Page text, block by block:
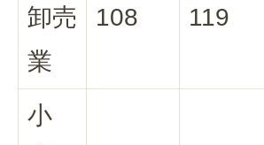
卸売
業
108 119
小